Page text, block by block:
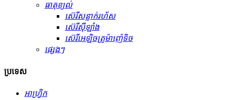
ធាតុ​ខ្យល់
ស៊េរីសន្លាក់រហ័ស
ស៊េរីស៊ីឡាំង
ស៊េរីអេឡិចត្រូម៉ាញ៉េទិច
ផ្សេងៗ
ប្រទេស
អាហ្វ្រិក